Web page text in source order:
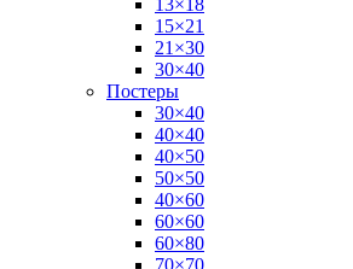
13×18
15×21
21×30
30×40
Постеры
30×40
40×40
40×50
50×50
40×60
60×60
60×80
70×70